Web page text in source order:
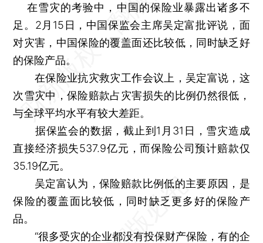
在雪灾的考验中，中国的保险业暴露出诸多不
足。2月15日，中国保监会主席吴定富批评说，面
对灾害，中国保险的覆盖面还比较低，同时缺乏好
的保险产品。
在保险业抗灾救灾工作会议上，吴定富说，这
次雪灾中，保险赔款占灾害损失的比例仍然很低，
与全球平均水平有较大差距。
据保监会的数据，截止到1月31日，雪灾造成
直接经济损失537.9亿元，而保险公司预计赔款仅
35.19亿元。
吴定富认为，保险赔款比例低的主要原因，是
保险的覆盖面比较低，同时缺乏更多好的保险产
品。
“很多受灾的企业都没有投保财产保险，有的企